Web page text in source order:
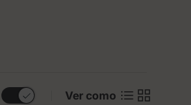
Ver como ListaCuadrícula